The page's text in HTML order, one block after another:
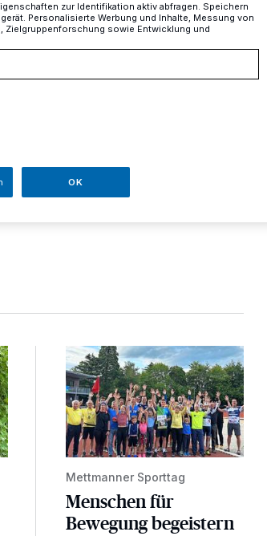
Das Programm zum Mettmanner
Weinsommer
Bester Wein, beste
Unterhaltung
Menschen für Bewegung begeistern
Mettmanner Sporttag
Menschen für
Bewegung begeistern
zur Identifikation aktiv abfragen. Speichern
Personalisierte Werbung und Inhalte, Messung von
Zielgruppenforschung sowie Entwicklung und
OK